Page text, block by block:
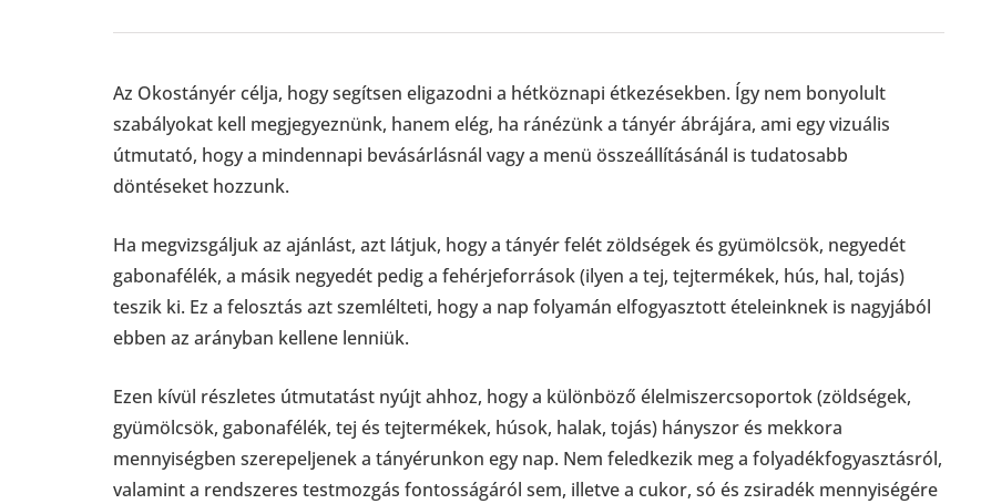
Az Okostányér célja, hogy segítsen eligazodni a hétköznapi étkezésekben. Így nem bonyolult
szabályokat kell megjegyeznünk, hanem elég, ha ránézünk a tányér ábrájára, ami egy vizuális
útmutató, hogy a mindennapi bevásárlásnál vagy a menü összeállításánál is tudatosabb
döntéseket hozzunk.
Ha megvizsgáljuk az ajánlást, azt látjuk, hogy a tányér felét zöldségek és gyümölcsök, negyedét
gabonafélék, a másik negyedét pedig a fehérjeforrások (ilyen a tej, tejtermékek, hús, hal, tojás)
teszik ki. Ez a felosztás azt szemlélteti, hogy a nap folyamán elfogyasztott ételeinknek is nagyjából
ebben az arányban kellene lenniük.
Ezen kívül részletes útmutatást nyújt ahhoz, hogy a különböző élelmiszercsoportok (zöldségek,
gyümölcsök, gabonafélék, tej és tejtermékek, húsok, halak, tojás) hányszor és mekkora
mennyiségben szerepeljenek a tányérunkon egy nap. Nem feledkezik meg a folyadékfogyasztásról,
valamint a rendszeres testmozgás fontosságáról sem, illetve a cukor, só és zsiradék mennyiségére